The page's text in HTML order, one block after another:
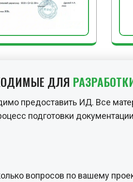
ДЛЯ
предоставить ИД. Все
подготовки
вопросов по вашему